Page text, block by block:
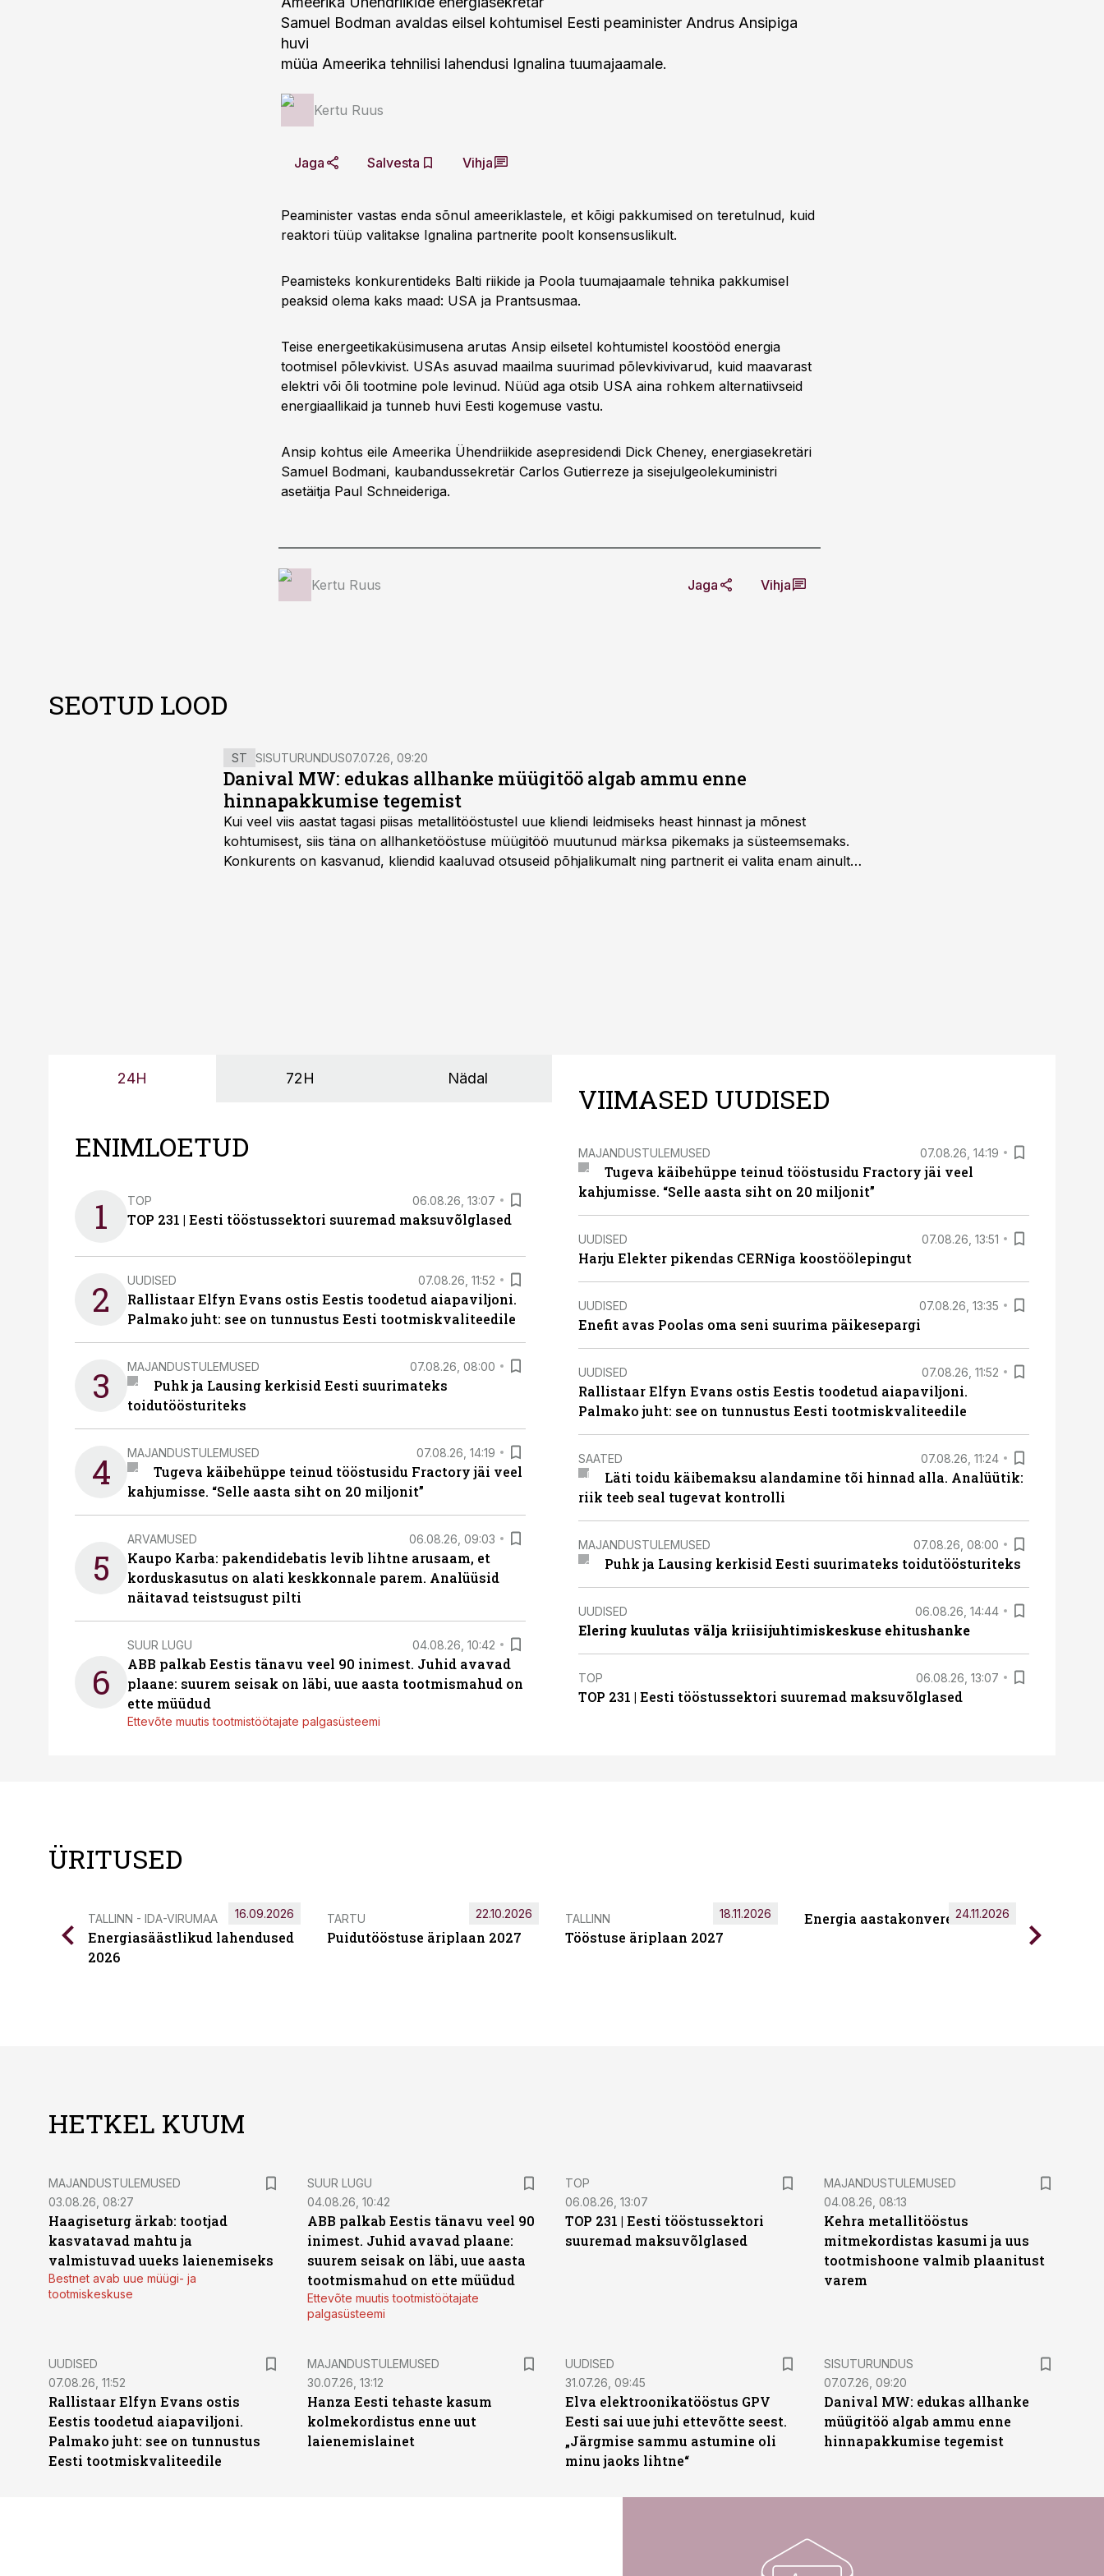
Samuel Bodman avaldas eilsel kohtumisel Eesti peaminister Andrus Ansipiga
huvi
müüa Ameerika tehnilisi lahendusi Ignalina tuumajaamale.
Kertu Ruus
Jaga Salvesta Vihja
Peaminister vastas enda sõnul ameeriklastele, et kõigi pakkumised on teretulnud, kuid
reaktori tüüp valitakse Ignalina partnerite poolt konsensuslikult.
Peamisteks konkurentideks Balti riikide ja Poola tuumajaamale tehnika pakkumisel
peaksid olema kaks maad: USA ja Prantsusmaa.
Teise energeetikaküsimusena arutas Ansip eilsetel kohtumistel koostööd energia
tootmisel põlevkivist. USAs asuvad maailma suurimad põlevkivivarud, kuid maavarast
elektri või õli tootmine pole levinud. Nüüd aga otsib USA aina rohkem alternatiivseid
energiaallikaid ja tunneb huvi Eesti kogemuse vastu.
Ansip kohtus eile Ameerika Ühendriikide asepresidendi Dick Cheney, energiasekretäri
Samuel Bodmani, kaubandussekretär Carlos Gutierreze ja sisejulgeolekuministri
asetäitja Paul Schneideriga.
Kertu Ruus Jaga Vihja
SEOTUD LOOD
ST SISUTURUNDUS07.07.26, 09:20
Danival MW: edukas allhanke müügitöö algab ammu enne
hinnapakkumise tegemist
Kui veel viis aastat tagasi piisas metallitööstustel uue kliendi leidmiseks heast hinnast ja mõnest
kohtumisest, siis täna on allhanketööstuse müügitöö muutunud märksa pikemaks ja süsteemsemaks.
Konkurents on kasvanud, kliendid kaaluvad otsuseid põhjalikumalt ning partnerit ei valita enam ainult
24H 72H Nädal
ENIMLOETUD
1 TOP 06.08.26, 13:07
TOP 231 | Eesti tööstussektori suuremad maksuvõlglased
2 UUDISED 07.08.26, 11:52
Rallistaar Elfyn Evans ostis Eestis toodetud aiapaviljoni.
Palmako juht: see on tunnustus Eesti tootmiskvaliteedile
3 MAJANDUSTULEMUSED 07.08.26, 08:00
Puhk ja Lausing kerkisid Eesti suurimateks
toidutöösturiteks
4 MAJANDUSTULEMUSED 07.08.26, 14:19
Tugeva käibehüppe teinud tööstusidu Fractory jäi veel
kahjumisse. “Selle aasta siht on 20 miljonit”
5
ARVAMUSED 06.08.26, 09:03
Kaupo Karba: pakendidebatis levib lihtne arusaam, et
korduskasutus on alati keskkonnale parem. Analüüsid
näitavad teistsugust pilti
6
SUUR LUGU 04.08.26, 10:42
ABB palkab Eestis tänavu veel 90 inimest. Juhid avavad
plaane: suurem seisak on läbi, uue aasta tootmismahud on
ette müüdud
Ettevõte muutis tootmistöötajate palgasüsteemi
VIIMASED UUDISED
MAJANDUSTULEMUSED 07.08.26, 14:19
Tugeva käibehüppe teinud tööstusidu Fractory jäi veel
kahjumisse. “Selle aasta siht on 20 miljonit”
UUDISED 07.08.26, 13:51
Harju Elekter pikendas CERNiga koostöölepingut
UUDISED 07.08.26, 13:35
Enefit avas Poolas oma seni suurima päikesepargi
UUDISED 07.08.26, 11:52
Rallistaar Elfyn Evans ostis Eestis toodetud aiapaviljoni.
Palmako juht: see on tunnustus Eesti tootmiskvaliteedile
SAATED 07.08.26, 11:24
Läti toidu käibemaksu alandamine tõi hinnad alla. Analüütik:
riik teeb seal tugevat kontrolli
MAJANDUSTULEMUSED 07.08.26, 08:00
Puhk ja Lausing kerkisid Eesti suurimateks toidutöösturiteks
UUDISED 06.08.26, 14:44
Elering kuulutas välja kriisijuhtimiskeskuse ehitushanke
TOP 06.08.26, 13:07
TOP 231 | Eesti tööstussektori suuremad maksuvõlglased
ÜRITUSED
TALLINN - IDA-VIRUMAA
Energiasäästlikud lahendused
2026
16.09.2026 TARTU
Puidutööstuse äriplaan 2027
22.10.2026 TALLINN
Tööstuse äriplaan 2027
18.11.2026 Energia aastakonverents 2026
24.11.2026
HETKEL KUUM
MAJANDUSTULEMUSED
03.08.26, 08:27
Haagiseturg ärkab: tootjad
kasvatavad mahtu ja
valmistuvad uueks laienemiseks
Bestnet avab uue müügi- ja
tootmiskeskuse
SUUR LUGU
04.08.26, 10:42
ABB palkab Eestis tänavu veel 90
inimest. Juhid avavad plaane:
suurem seisak on läbi, uue aasta
tootmismahud on ette müüdud
Ettevõte muutis tootmistöötajate
palgasüsteemi
TOP
06.08.26, 13:07
TOP 231 | Eesti tööstussektori
suuremad maksuvõlglased
MAJANDUSTULEMUSED
04.08.26, 08:13
Kehra metallitööstus
mitmekordistas kasumi ja uus
tootmishoone valmib plaanitust
varem
UUDISED
07.08.26, 11:52
Rallistaar Elfyn Evans ostis
Eestis toodetud aiapaviljoni.
Palmako juht: see on tunnustus
Eesti tootmiskvaliteedile
MAJANDUSTULEMUSED
30.07.26, 13:12
Hanza Eesti tehaste kasum
kolmekordistus enne uut
laienemislainet
UUDISED
31.07.26, 09:45
Elva elektroonikatööstus GPV
Eesti sai uue juhi ettevõtte seest.
„Järgmise sammu astumine oli
minu jaoks lihtne“
ST
SISUTURUNDUS
07.07.26, 09:20
Danival MW: edukas allhanke
müügitöö algab ammu enne
hinnapakkumise tegemist